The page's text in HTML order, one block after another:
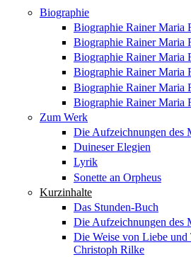
Biographie
Biographie Rainer Maria
Biographie Rainer Maria
Biographie Rainer Maria
Biographie Rainer Maria
Biographie Rainer Maria
Biographie Rainer Maria
Zum Werk
Die Aufzeichnungen des
Duineser Elegien
Lyrik
Sonette an Orpheus
Kurzinhalte
Das Stunden-Buch
Die Aufzeichnungen des
Die Weise von Liebe und
Christoph Rilke